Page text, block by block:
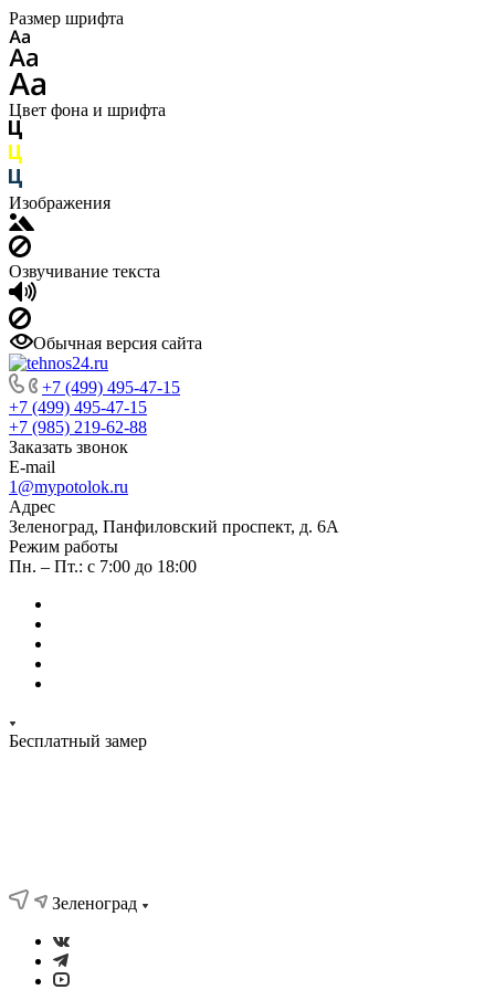
Размер шрифта
Цвет фона и шрифта
Изображения
Озвучивание текста
Обычная версия сайта
+7 (499) 495-47-15
+7 (499) 495-47-15
+7 (985) 219-62-88
Заказать звонок
E-mail
1@mypotolok.ru
Адрес
Зеленоград, Панфиловский проспект, д. 6А
Режим работы
Пн. – Пт.: с 7:00 до 18:00
Бесплатный замер
Зеленоград